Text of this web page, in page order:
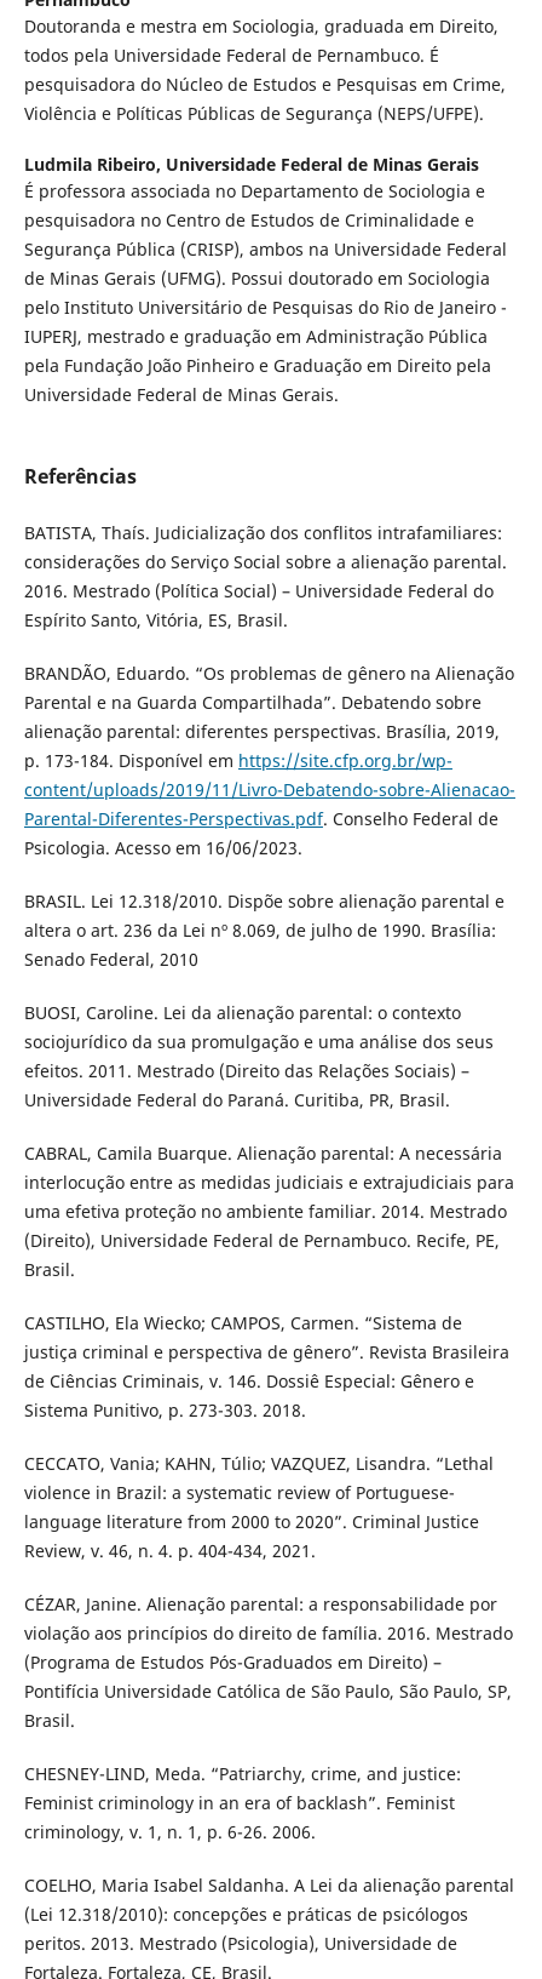
Doutoranda e mestra em Sociologia, graduada em Direito,
todos pela Universidade Federal de Pernambuco. É
pesquisadora do Núcleo de Estudos e Pesquisas em Crime,
Violência e Políticas Públicas de Segurança (NEPS/UFPE).
Ludmila Ribeiro, Universidade Federal de Minas Gerais
É professora associada no Departamento de Sociologia e
pesquisadora no Centro de Estudos de Criminalidade e
Segurança Pública (CRISP), ambos na Universidade Federal
de Minas Gerais (UFMG). Possui doutorado em Sociologia
pelo Instituto Universitário de Pesquisas do Rio de Janeiro -
IUPERJ, mestrado e graduação em Administração Pública
pela Fundação João Pinheiro e Graduação em Direito pela
Universidade Federal de Minas Gerais.
Referências
BATISTA, Thaís. Judicialização dos conflitos intrafamiliares:
considerações do Serviço Social sobre a alienação parental.
2016. Mestrado (Política Social) – Universidade Federal do
Espírito Santo, Vitória, ES, Brasil.
BRANDÃO, Eduardo. “Os problemas de gênero na Alienação
Parental e na Guarda Compartilhada”. Debatendo sobre
alienação parental: diferentes perspectivas. Brasília, 2019,
p. 173-184. Disponível em https://site.cfp.org.br/wp-
content/uploads/2019/11/Livro-Debatendo-sobre-Alienacao-
Parental-Diferentes-Perspectivas.pdf. Conselho Federal de
Psicologia. Acesso em 16/06/2023.
BRASIL. Lei 12.318/2010. Dispõe sobre alienação parental e
altera o art. 236 da Lei nº 8.069, de julho de 1990. Brasília:
Senado Federal, 2010
BUOSI, Caroline. Lei da alienação parental: o contexto
sociojurídico da sua promulgação e uma análise dos seus
efeitos. 2011. Mestrado (Direito das Relações Sociais) –
Universidade Federal do Paraná. Curitiba, PR, Brasil.
CABRAL, Camila Buarque. Alienação parental: A necessária
interlocução entre as medidas judiciais e extrajudiciais para
uma efetiva proteção no ambiente familiar. 2014. Mestrado
(Direito), Universidade Federal de Pernambuco. Recife, PE,
Brasil.
CASTILHO, Ela Wiecko; CAMPOS, Carmen. “Sistema de
justiça criminal e perspectiva de gênero”. Revista Brasileira
de Ciências Criminais, v. 146. Dossiê Especial: Gênero e
Sistema Punitivo, p. 273-303. 2018.
CECCATO, Vania; KAHN, Túlio; VAZQUEZ, Lisandra. “Lethal
violence in Brazil: a systematic review of Portuguese-
language literature from 2000 to 2020”. Criminal Justice
Review, v. 46, n. 4. p. 404-434, 2021.
CÉZAR, Janine. Alienação parental: a responsabilidade por
violação aos princípios do direito de família. 2016. Mestrado
(Programa de Estudos Pós-Graduados em Direito) –
Pontifícia Universidade Católica de São Paulo, São Paulo, SP,
Brasil.
CHESNEY-LIND, Meda. “Patriarchy, crime, and justice:
Feminist criminology in an era of backlash”. Feminist
criminology, v. 1, n. 1, p. 6-26. 2006.
COELHO, Maria Isabel Saldanha. A Lei da alienação parental
(Lei 12.318/2010): concepções e práticas de psicólogos
peritos. 2013. Mestrado (Psicologia), Universidade de
Fortaleza. Fortaleza, CE, Brasil.